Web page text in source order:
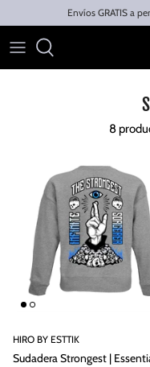
al
contenido
Envíos GRATIS a
CAMISETAS
8
HIRO BY ESTTIK
Sudadera Strongest |